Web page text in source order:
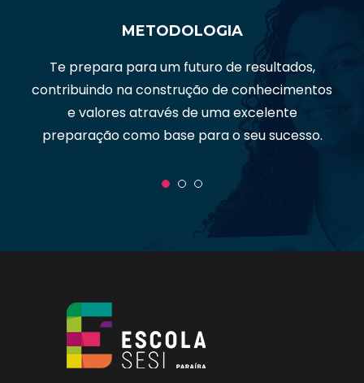
METODOLOGIA
Te prepara para um futuro de resultados,
contribuindo na construção de conhecimentos
e valores através de uma excelente
preparação como base para o seu sucesso.